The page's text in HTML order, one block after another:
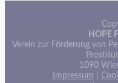
HOPE
Verein zur Förderung von
1090
Impressum